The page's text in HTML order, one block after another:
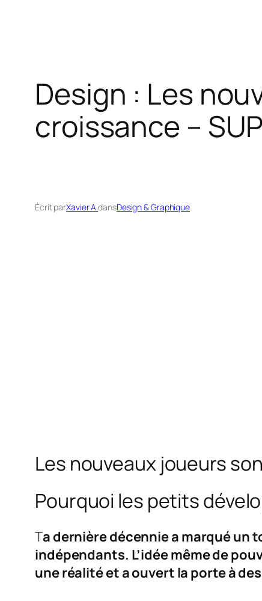
Design : Les
croissance –
Écrit parXavier A.dansDesign & Graphique
Les nouveaux joueurs
Pourquoi les petits
Ta dernière décennie a marqué un
indépendants. L’idée même de
une réalité et a ouvert la porte à